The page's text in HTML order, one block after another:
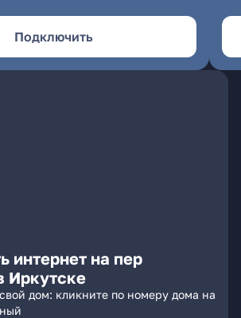
Подключить
интернет на пер
Иркутске
дом: кликните по номеру дома на